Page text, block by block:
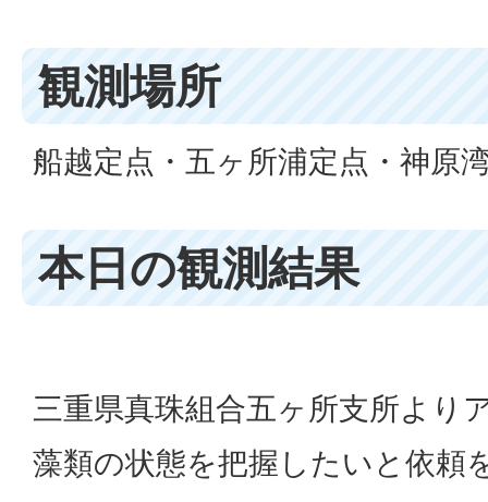
観測場所
船越定点・五ヶ所浦定点・神原
本日の観測結果
三重県真珠組合五ヶ所支所より
藻類の状態を把握したいと依頼